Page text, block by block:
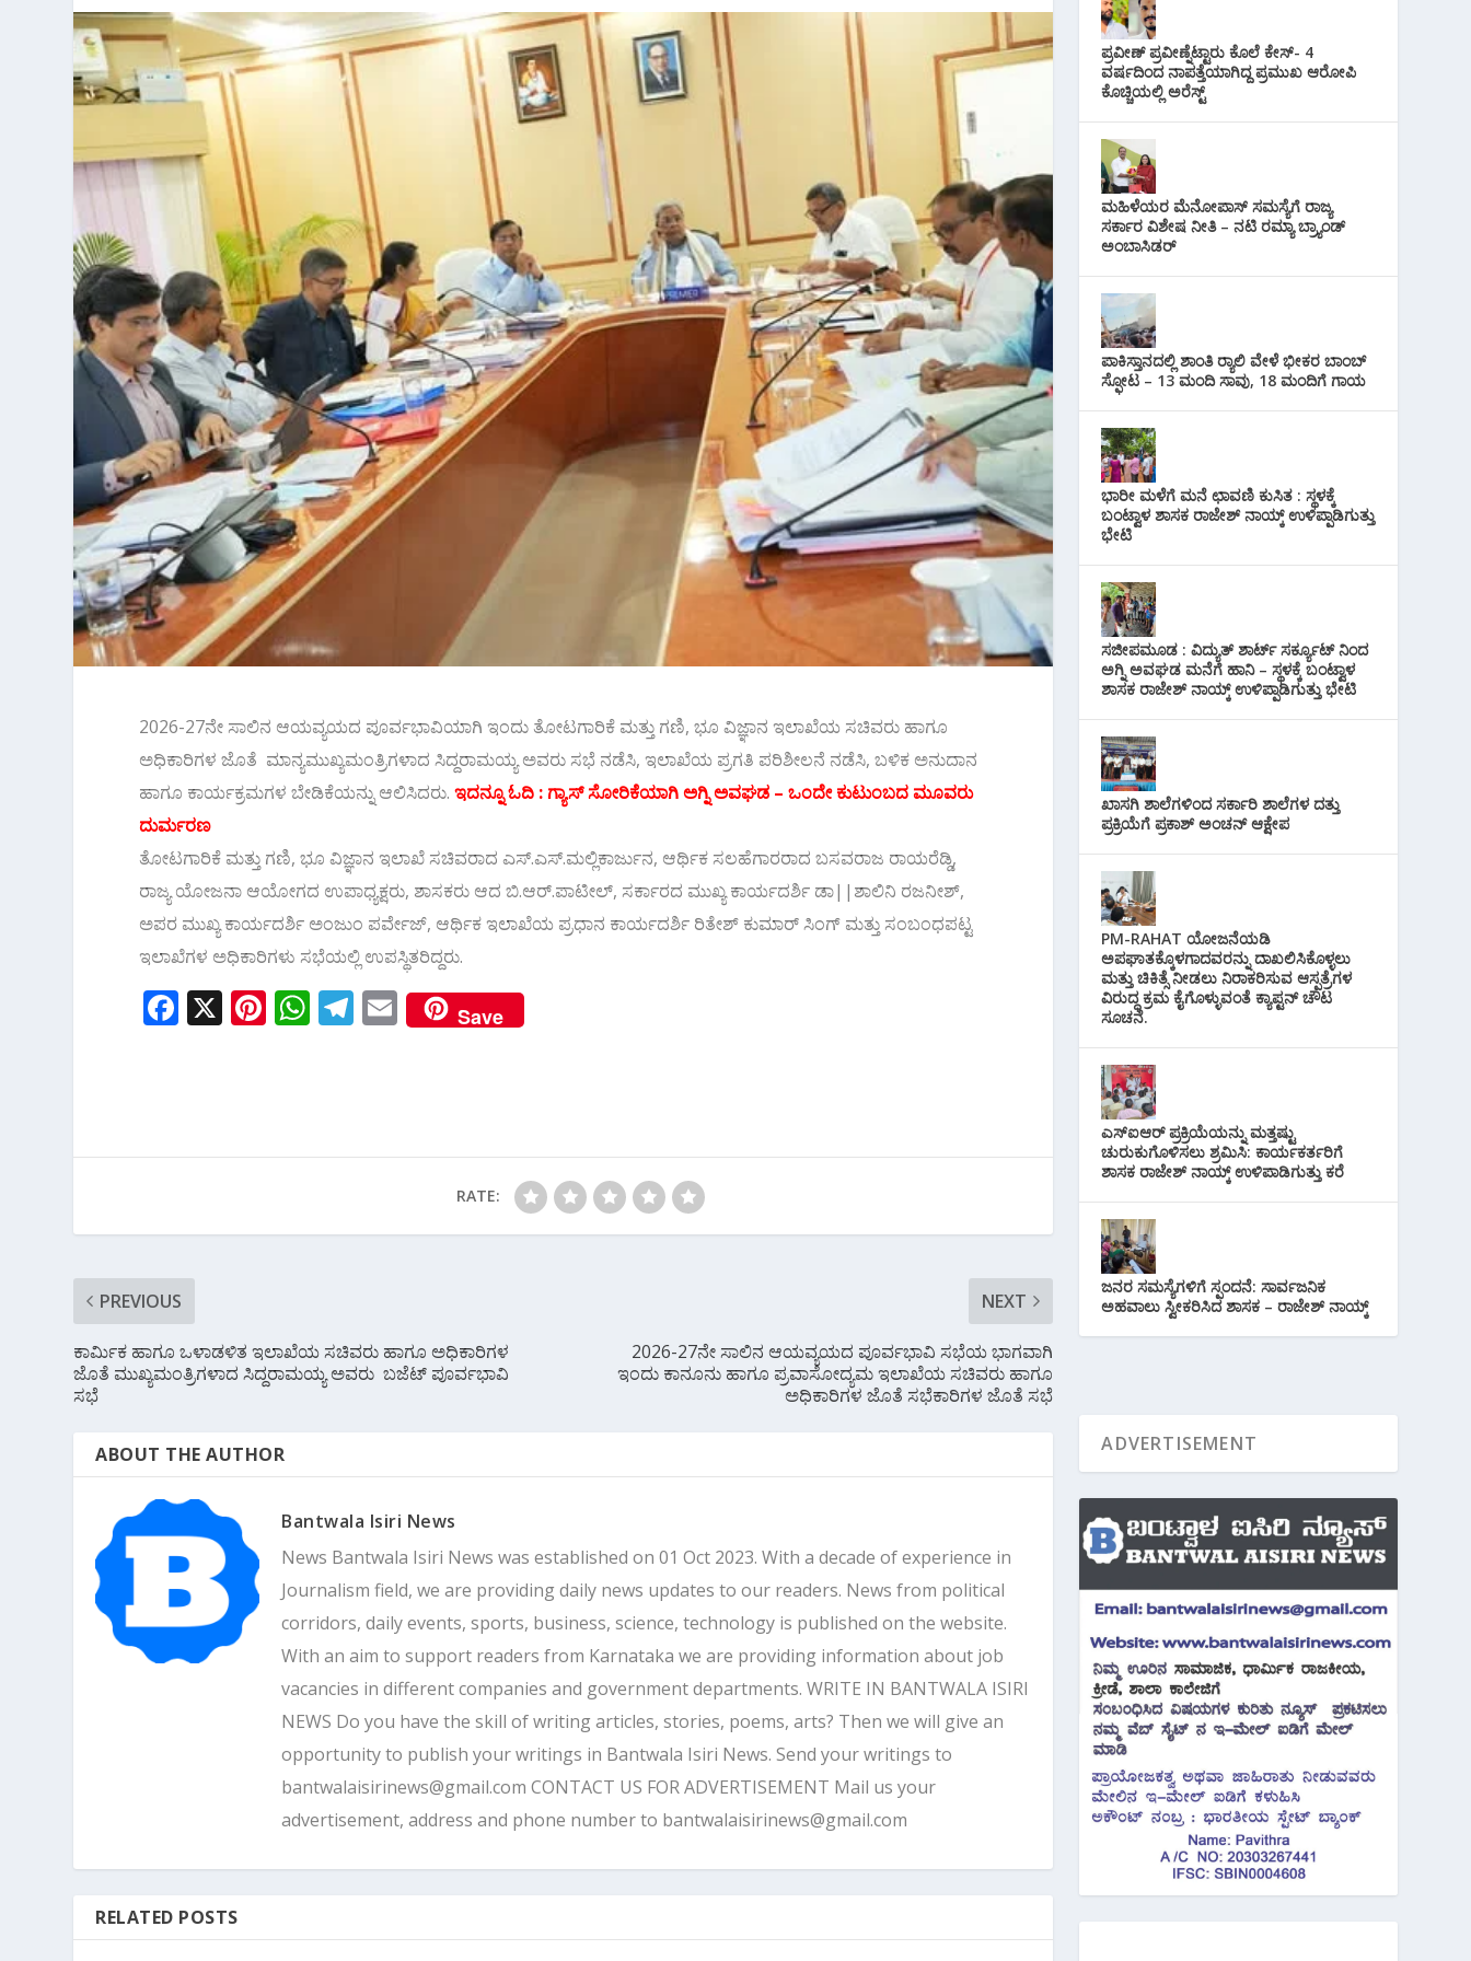
2026-27ನೇ ಸಾಲಿನ‌ ಆಯವ್ಯಯದ ಪೂರ್ವಭಾವಿಯಾಗಿ ಇಂದು ತೋಟಗಾರಿಕೆ ಮತ್ತು ಗಣಿ, ಭೂ ವಿಜ್ಞಾನ ಇಲಾಖೆಯ ಸಚಿವರು ಹಾಗೂ
ಅಧಿಕಾರಿಗಳ ಜೊತೆ ಮಾನ್ಯಮುಖ್ಯಮಂತ್ರಿಗಳಾದ ಸಿದ್ದರಾಮಯ್ಯ ಅವರು ಸಭೆ ನಡೆಸಿ, ಇಲಾಖೆಯ ಪ್ರಗತಿ ಪರಿಶೀಲನೆ ನಡೆಸಿ, ಬಳಿಕ ಅನುದಾನ
ಹಾಗೂ ಕಾರ್ಯಕ್ರಮಗಳ ಬೇಡಿಕೆಯನ್ನು ಆಲಿಸಿದರು.ಇದನ್ನೂ ಓದಿ : ಗ್ಯಾಸ್ ಸೋರಿಕೆಯಾಗಿ ಅಗ್ನಿ ಅವಘಡ – ಒಂದೇ ಕುಟುಂಬದ ಮೂವರು
ದುರ್ಮರಣ
ತೋಟಗಾರಿಕೆ ಮತ್ತು ಗಣಿ, ಭೂ ವಿಜ್ಞಾನ ಇಲಾಖೆ ಸಚಿವರಾದ ಎಸ್.ಎಸ್.ಮಲ್ಲಿಕಾರ್ಜುನ, ಆರ್ಥಿಕ ಸಲಹೆಗಾರರಾದ ಬಸವರಾಜ ರಾಯರೆಡ್ಡಿ,
ರಾಜ್ಯ ಯೋಜನಾ ಆಯೋಗದ ಉಪಾಧ್ಯಕ್ಷರು, ಶಾಸಕರು ಆದ ಬಿ.ಆರ್.ಪಾಟೀಲ್, ಸರ್ಕಾರದ ಮುಖ್ಯ ಕಾರ್ಯದರ್ಶಿ ಡಾ||ಶಾಲಿನಿ ರಜನೀಶ್,
ಅಪರ ಮುಖ್ಯ ಕಾರ್ಯದರ್ಶಿ ಅಂಜುಂ ಪರ್ವೇಜ್, ಆರ್ಥಿಕ ಇಲಾಖೆಯ ಪ್ರಧಾನ ಕಾರ್ಯದರ್ಶಿ ರಿತೇಶ್ ಕುಮಾರ್ ಸಿಂಗ್ ಮತ್ತು ಸಂಬಂಧಪಟ್ಟ
ಇಲಾಖೆಗಳ ಅಧಿಕಾರಿಗಳು ಸಭೆಯಲ್ಲಿ ಉಪಸ್ಥಿತರಿದ್ದರು.
F
o
X Pi
st
W
A
T
a
E
m
Save
RATE:
PREVIOUS
ಕಾರ್ಮಿಕ ಹಾಗೂ ಒಳಾಡಳಿತ ಇಲಾಖೆಯ ಸಚಿವರು ಹಾಗೂ ಅಧಿಕಾರಿಗಳ
ಜೊತೆ ಮುಖ್ಯಮಂತ್ರಿಗಳಾದ ಸಿದ್ದರಾಮಯ್ಯ ಅವರು ಬಜೆಟ್‌ ಪೂರ್ವಭಾವಿ
ಸಭೆ
NEXT
2026-27ನೇ ಸಾಲಿನ‌ ಆಯವ್ಯಯದ ಪೂರ್ವಭಾವಿ ಸಭೆಯ ಭಾಗವಾಗಿ
ಇಂದು ಕಾನೂನು ಹಾಗೂ ಪ್ರವಾಸೋದ್ಯಮ ಇಲಾಖೆಯ ಸಚಿವರು ಹಾಗೂ
ಅಧಿಕಾರಿಗಳ ಜೊತೆ ಸಭೆಕಾರಿಗಳ ಜೊತೆ ಸಭೆ
ABOUT THE AUTHOR
Bantwala Isiri News
News Bantwala Isiri News was established on 01 Oct 2023. With a decade of experience in
Journalism field, we are providing daily news updates to our readers. News from political
corridors, daily events, sports, business, science, technology is published on the website.
With an aim to support readers from Karnataka we are providing information about job
vacancies in different companies and government departments. WRITE IN BANTWALA ISIRI
NEWS Do you have the skill of writing articles, stories, poems, arts? Then we will give an
opportunity to publish your writings in Bantwala Isiri News. Send your writings to
bantwalaisirinews@gmail.com CONTACT US FOR ADVERTISEMENT Mail us your
advertisement, address and phone number to bantwalaisirinews@gmail.com
RELATED POSTS
ಪ್ರವೀಣ್ ಪ್ರವೀಣ್ನೆಟ್ಟಾರು ಕೊಲೆ ಕೇಸ್‌- 4
ವರ್ಷದಿಂದ ನಾಪತ್ತೆಯಾಗಿದ್ದ ಪ್ರಮುಖ ಆರೋಪಿ
ಕೊಚ್ಚಿಯಲ್ಲಿ ಅರೆಸ್ಟ್‌
ಮಹಿಳೆಯರ ಮೆನೋಪಾಸ್ ಸಮಸ್ಯೆಗೆ ರಾಜ್ಯ
ಸರ್ಕಾರ ವಿಶೇಷ ನೀತಿ – ನಟಿ ರಮ್ಯಾ ಬ್ರ್ಯಾಂಡ್
ಅಂಬಾಸಿಡರ್
ಪಾಕಿಸ್ತಾನದಲ್ಲಿ ಶಾಂತಿ ರ‍್ಯಾಲಿ ವೇಳೆ ಭೀಕರ ಬಾಂಬ್
ಸ್ಫೋಟ – 13 ಮಂದಿ ಸಾವು, 18 ಮಂದಿಗೆ ಗಾಯ
ಭಾರೀ ಮಳೆಗೆ ಮನೆ ಛಾವಣಿ ಕುಸಿತ : ಸ್ಥಳಕ್ಕೆ
ಬಂಟ್ವಾಳ ಶಾಸಕ ರಾಜೇಶ್ ನಾಯ್ಕ್ ಉಳಿಪ್ಪಾಡಿಗುತ್ತು
ಭೇಟಿ
ಸಜೀಪಮೂಡ : ವಿದ್ಯುತ್ ಶಾರ್ಟ್ ಸರ್ಕ್ಯೂಟ್‌ ನಿಂದ
ಅಗ್ನಿ ಅವಘಡ ಮನೆಗೆ ಹಾನಿ – ಸ್ಥಳಕ್ಕೆ ಬಂಟ್ವಾಳ
ಶಾಸಕ ರಾಜೇಶ್ ನಾಯ್ಕ್ ಉಳಿಪ್ಪಾಡಿಗುತ್ತು ಭೇಟಿ
ಖಾಸಗಿ ಶಾಲೆಗಳಿಂದ ಸರ್ಕಾರಿ ಶಾಲೆಗಳ ದತ್ತು
ಪ್ರಕ್ರಿಯೆಗೆ ಪ್ರಕಾಶ್ ಅಂಚನ್ ಆಕ್ಷೇಪ
PM-RAHAT ಯೋಜನೆಯಡಿ
ಅಪಘಾತಕ್ಕೊಳಗಾದವರನ್ನು ದಾಖಲಿಸಿಕೊಳ್ಳಲು
ಮತ್ತು ಚಿಕಿತ್ಸೆ ನೀಡಲು ನಿರಾಕರಿಸುವ ಆಸ್ಪತ್ರೆಗಳ
ವಿರುದ್ಧ ಕ್ರಮ ಕೈಗೊಳ್ಳುವಂತೆ ಕ್ಯಾಪ್ಟನ್ ಚೌಟ
ಸೂಚನೆ.
ಎಸ್‌ಐಆರ್ ಪ್ರಕ್ರಿಯೆಯನ್ನು ಮತ್ತಷ್ಟು
ಚುರುಕುಗೊಳಿಸಲು ಶ್ರಮಿಸಿ: ಕಾರ್ಯಕರ್ತರಿಗೆ
ಶಾಸಕ ರಾಜೇಶ್ ನಾಯ್ಕ್ ಉಳಿಪಾಡಿಗುತ್ತು ಕರೆ
ಜನರ ಸಮಸ್ಯೆಗಳಿಗೆ ಸ್ಪಂದನೆ: ಸಾರ್ವಜನಿಕ
ಅಹವಾಲು ಸ್ವೀಕರಿಸಿದ ಶಾಸಕ – ರಾಜೇಶ್ ನಾಯ್ಕ್